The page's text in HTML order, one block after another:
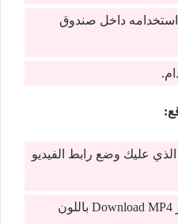
داخل صندوق
عليك وضع رابط الفيديو
بعد ذلك ستضغط على زر Download MP4 باللون